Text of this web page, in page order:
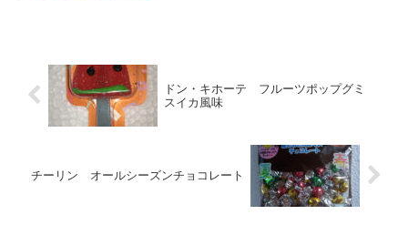
ドン・キホーテ フルーツポップグミ
スイカ風味
チーリン オールシーズンチョコレート